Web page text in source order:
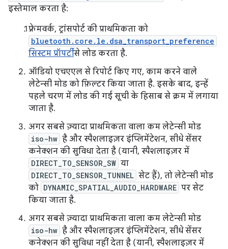
इस्तेमाल करता है:
फ़्रेमवर्क, ट्रांसपोर्ट की प्राथमिकता को
bluetooth.core.le.dsa_transport_preference
सिस्टम प्रॉपर्टीसे लोड करता है.
ऑडियो एचएएल से रिपोर्ट किए गए, काम करने वाले
लेटेन्सी मोड को फ़िल्टर किया जाता है. इसके बाद, इन्हें
पहले चरण में लोड की गई सूची के हिसाब से क्रम में लगाया
जाता है.
अगर सबसे ज़्यादा प्राथमिकता वाला कम लेटेन्सी मोड
iso-hw है और स्पैशलाइज़र इंप्लिमेंटेशन, सीधे सेंसर
कनेक्शन की सुविधा देता है (यानी, स्पैशलाइज़र में
DIRECT_TO_SENSOR_SW या
DIRECT_TO_SENSOR_TUNNEL सेट हैं), तो लेटेन्सी मोड
को DYNAMIC_SPATIAL_AUDIO_HARDWARE पर सेट
किया जाता है.
अगर सबसे ज़्यादा प्राथमिकता वाला कम लेटेन्सी मोड
iso-hw है और स्पैशलाइज़र इंप्लिमेंटेशन, सीधे सेंसर
कनेक्शन की सुविधा नहीं देता है (यानी, स्पैशलाइज़र में